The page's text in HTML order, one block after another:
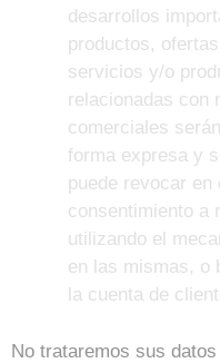
desarrollos
productos,
servicios y/o
relacionadas con
comerciales
forma expresa y
puede revocar en
consentimiento a
utilizando el
en las mismas, o
la cuenta de
No trataremos sus